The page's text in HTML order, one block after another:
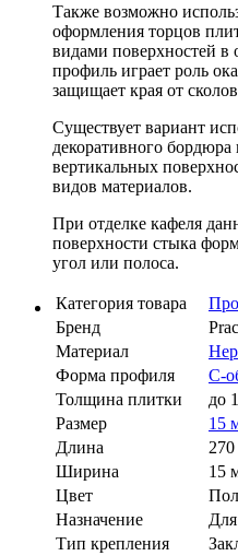
Также возможно
оформления торцов
видами поверхностей в
профиль играет роль
защищает края от
Существует вариант
декоративного
вертикальных
видов материалов.
При отделке кафеля
поверхности стыка
угол или полоса.
Категория товара
Бренд
Материал
Форма профиля
С-
Толщина плитки
до
Размер
15
Длина
Ширина
15
Цвет
Назначение
Тип крепления